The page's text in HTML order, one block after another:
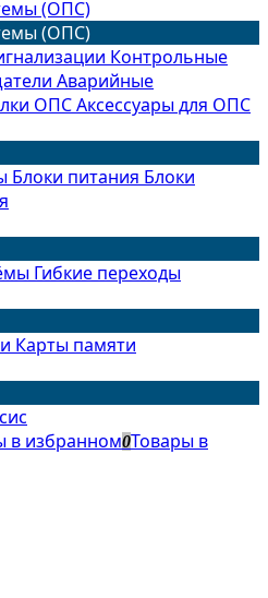
(ОПС)
(ОПС)
Контрольные
Аварийные
ОПСАксессуары для ОПС
Блоки питания Блоки
Гибкие переходы
Карты памяти
в избранном0Товары в